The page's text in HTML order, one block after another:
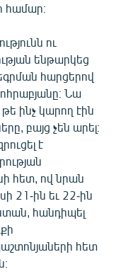
համար։
ու
ենթարկեց
հարցերով
Նա
թե ինչ կարող էին
բայց չեն արել։
է
հետ, ով նրան
21-ին եւ 22-ին
հանդիպել
հետ